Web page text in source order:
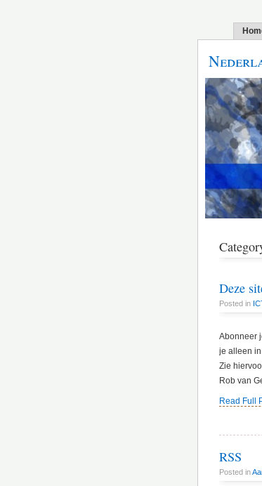
Deze
Posted in
Abonneer
je alleen
Zie
Rob van
Read Full
RSS
Posted in